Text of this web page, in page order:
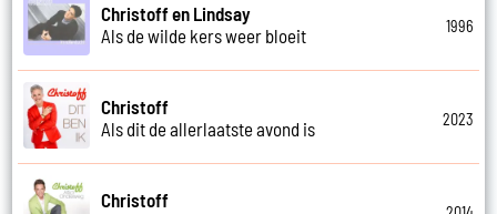
Christoff en Lindsay
Als de wilde kers weer bloeit
1996
Christoff
Als dit de allerlaatste avond is
2023
Christoff